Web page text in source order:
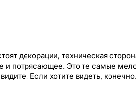
декорации, техническая
и потрясающее. Это те самые
Если хотите видеть, конечно.